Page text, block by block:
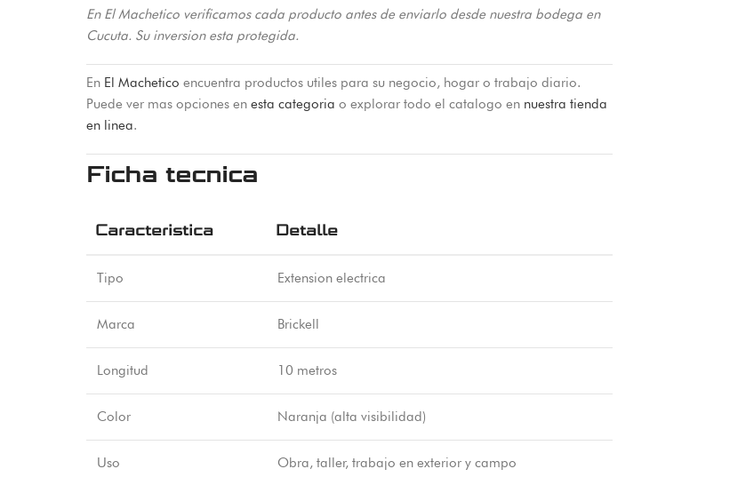
En El Machetico verificamos cada producto antes de enviarlo desde nuestra bodega en
Cucuta. Su inversion esta protegida.
En El Machetico encuentra productos utiles para su negocio, hogar o trabajo diario.
Puede ver mas opciones en esta categoria o explorar todo el catalogo en nuestra tienda
en linea.
Ficha tecnica
Caracteristica Detalle
Tipo Extension electrica
Marca Brickell
Longitud 10 metros
Color Naranja (alta visibilidad)
Uso Obra, taller, trabajo en exterior y campo